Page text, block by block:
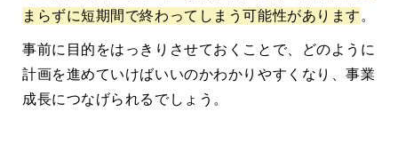
まらずに短期間で終わってしまう可能性があります 。
事前に目的をはっきりさせておくことで、どのように
計画を進めていけばいいのかわかりやすくなり、事業
成長につなげられるでしょう。